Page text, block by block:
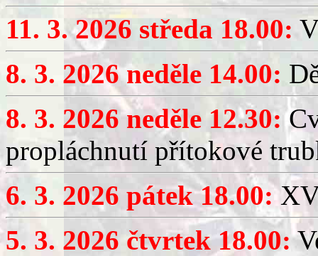
11. 3. 2026 středa 18.00:
8. 3. 2026 neděle 14.00:
8. 3. 2026 neděle 12.30:
propláchnutí přítokové
6. 3. 2026 pátek 18.00:
5. 3. 2026 čtvrtek 18.00: